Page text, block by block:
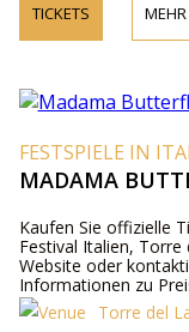
TICKETS
FESTSPIELE IN
MADAMA
Kaufen Sie offizielle
Festival Italien, Torre
Website oder
Informationen zu
Torre del